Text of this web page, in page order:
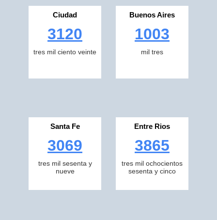
Ciudad
3120
tres mil ciento veinte
Buenos Aires
1003
mil tres
Santa Fe
3069
tres mil sesenta y
nueve
Entre Rios
3865
tres mil ochocientos
sesenta y cinco